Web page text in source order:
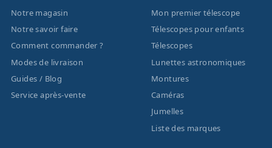
Notre magasin
Notre savoir faire
Comment commander ?
Modes de livraison
Guides / Blog
Service après-vente
Mon premier télescope
Télescopes pour enfants
Télescopes
Lunettes astronomiques
Montures
Caméras
Jumelles
Liste des marques